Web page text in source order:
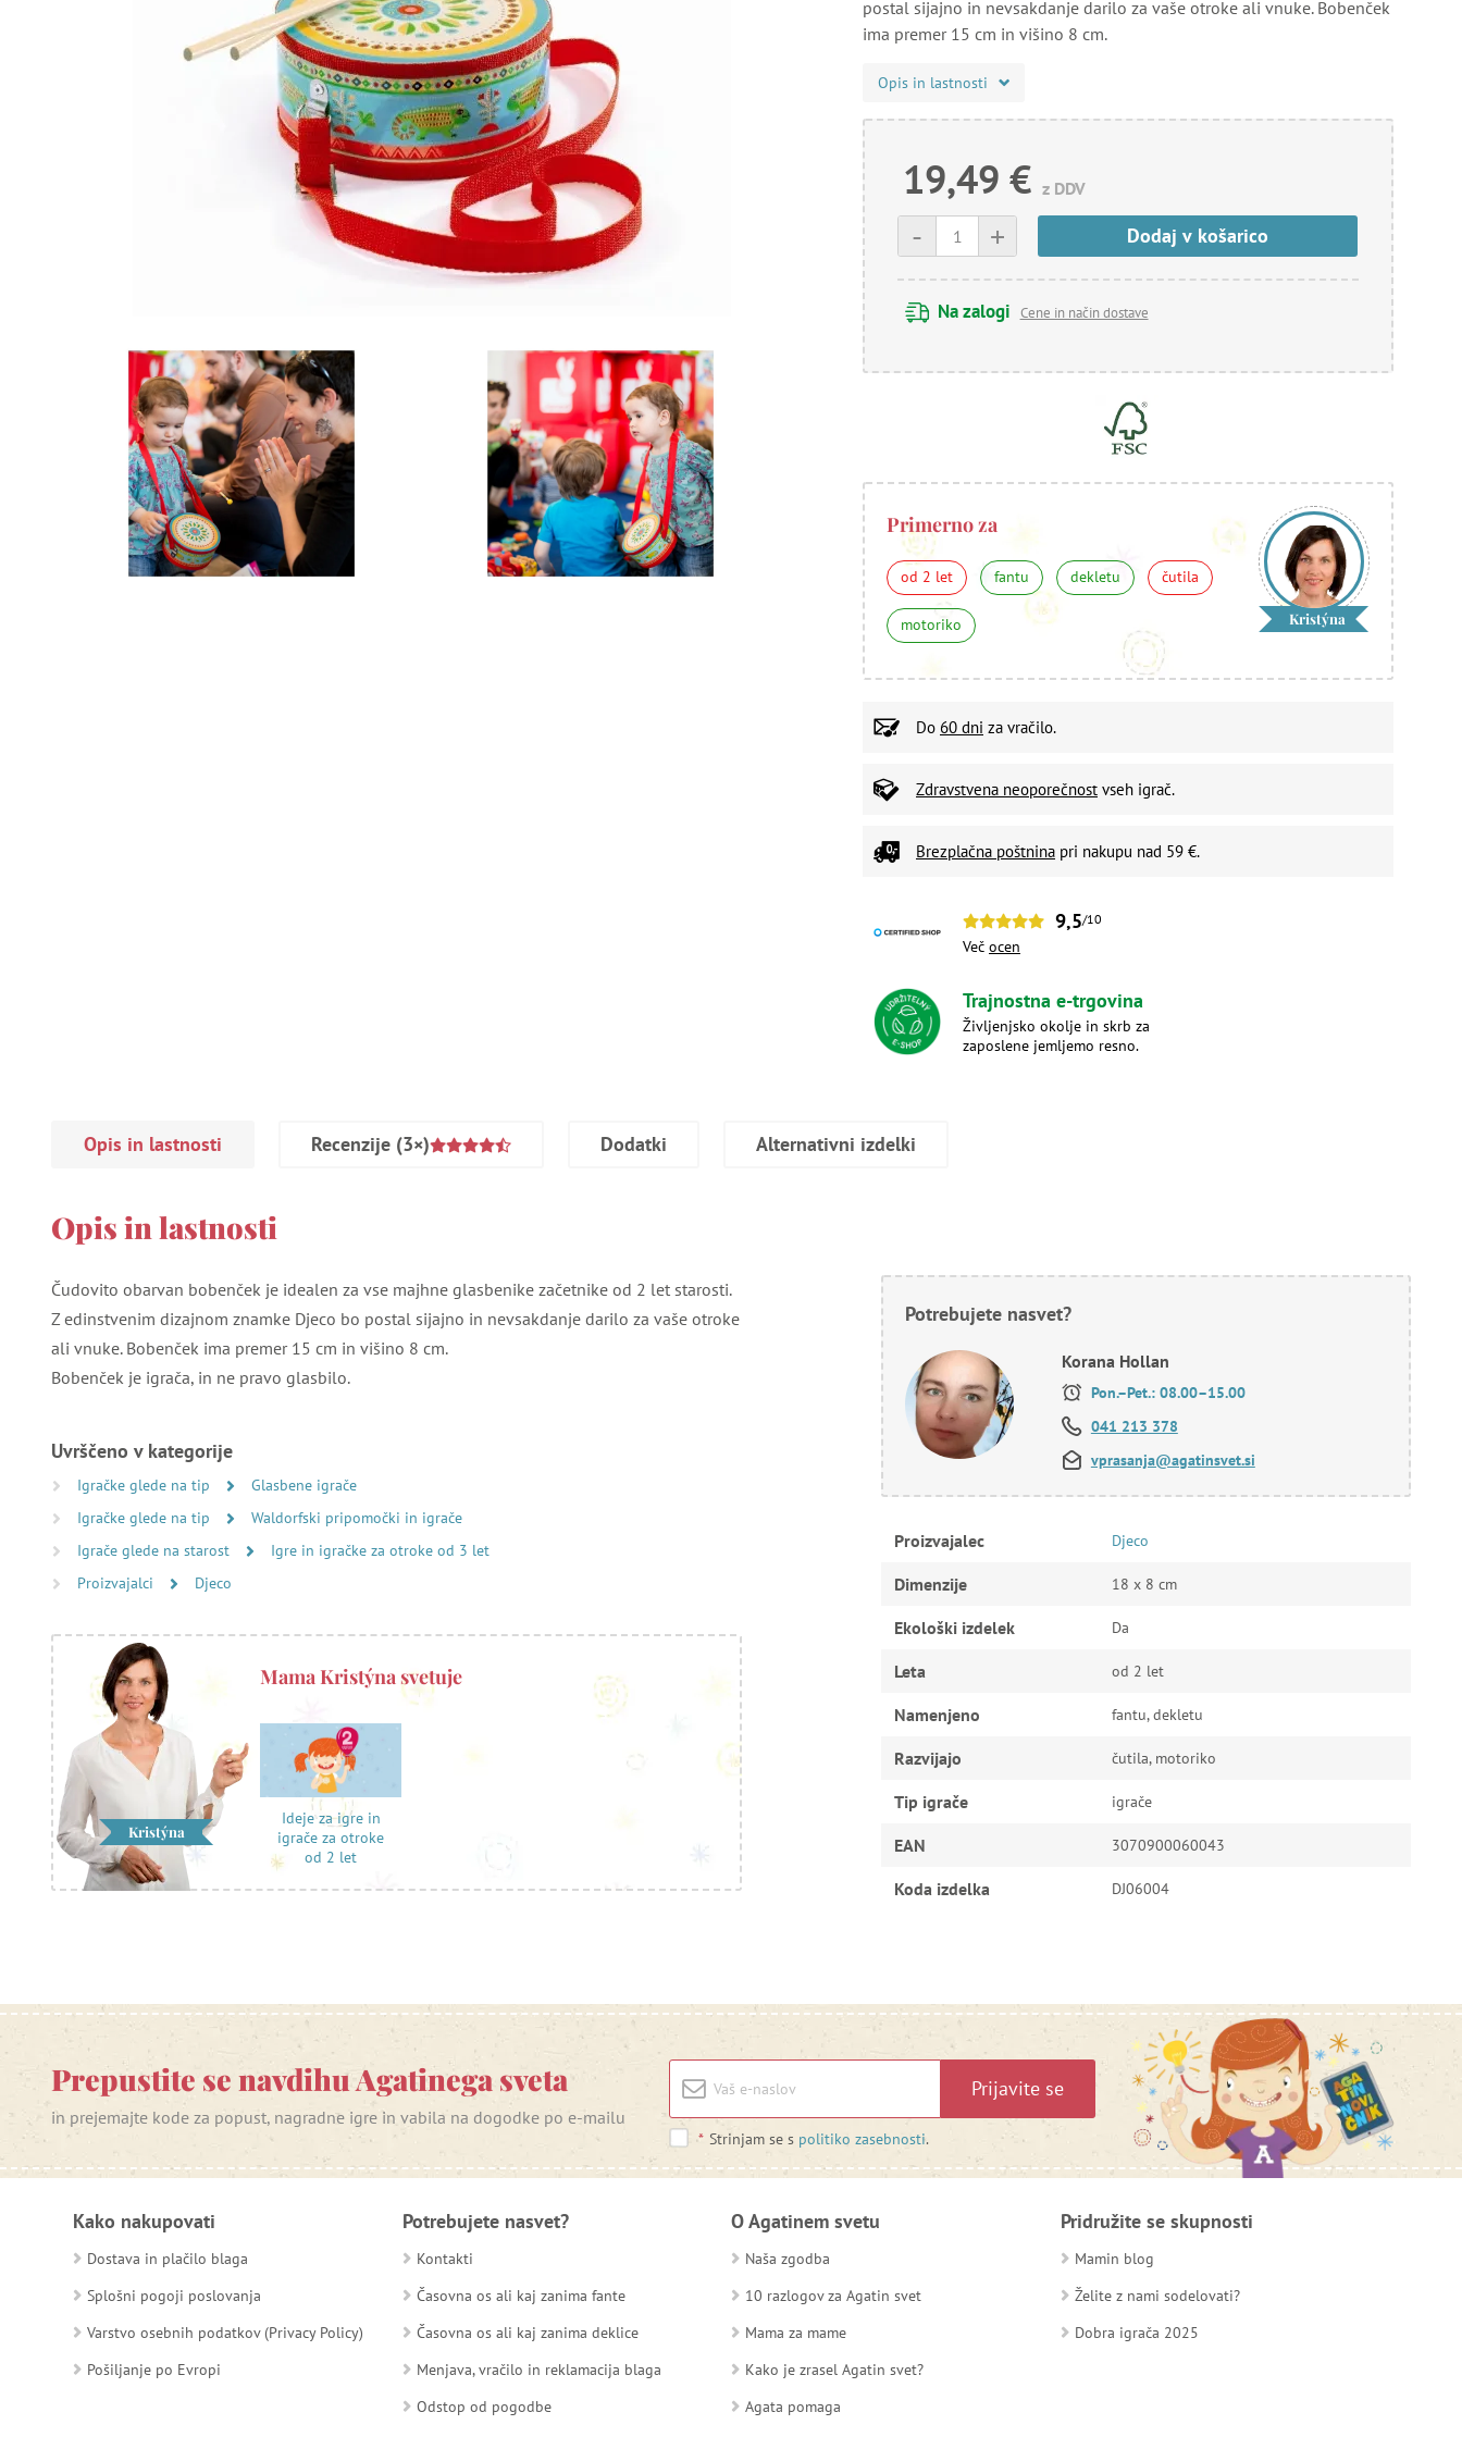
postal sijajno in nevsakdanje darilo za vaše otroke ali vnuke. Bobenček
ima premer 15 cm in višino 8 cm.
Opis in lastnosti
19,49 € z DDV
+
- Dodaj v košarico
Na zalogi Cene in način dostave
Primerno za
od 2 let fantu dekletu čutila
motoriko Kristýna
Do 60 dni za vračilo.
Zdravstvena neoporečnost vseh igrač.
Brezplačna poštnina pri nakupu nad 59 €.
9,5/10
Več ocen
Trajnostna e-trgovina
Življenjsko okolje in skrb za
zaposlene jemljemo resno.
Opis in lastnosti Recenzije (3×) Dodatki Alternativni izdelki
Opis in lastnosti
Čudovito obarvan bobenček je idealen za vse majhne glasbenike začetnike od 2 let starosti.
Z edinstvenim dizajnom znamke Djeco bo postal sijajno in nevsakdanje darilo za vaše otroke
ali vnuke. Bobenček ima premer 15 cm in višino 8 cm.
Bobenček je igrača, in ne pravo glasbilo.
Uvrščeno v kategorije
Igračke glede na tip
Glasbene igrače
Igračke glede na tip
Waldorfski pripomočki in igrače
Igrače glede na starost
Igre in igračke za otroke od 3 let
Proizvajalci
Djeco
Kristýna
Mama Kristýna svetuje
Ideje za igre in
igrače za otroke
od 2 let
Potrebujete nasvet?
Korana Hollan
Pon.–Pet.: 08.00–15.00
041 213 378
vprasanja@agatinsvet.si
Proizvajalec Djeco
Dimenzije 18 x 8 cm
Ekološki izdelek Da
Leta od 2 let
Namenjeno fantu, dekletu
Razvijajo čutila, motoriko
Tip igrače igrače
EAN 3070900060043
Koda izdelka DJ06004
Prepustite se navdihu Agatinega sveta
in prejemajte kode za popust, nagradne igre in vabila na dogodke po e-mailu
Prijavite se
* Strinjam se s politiko zasebnosti.
Kako nakupovati
Dostava in plačilo blaga
Splošni pogoji poslovanja
Varstvo osebnih podatkov (Privacy Policy)
Pošiljanje po Evropi
Potrebujete nasvet?
Kontakti
Časovna os ali kaj zanima fante
Časovna os ali kaj zanima deklice
Menjava, vračilo in reklamacija blaga
Odstop od pogodbe
O Agatinem svetu
Naša zgodba
10 razlogov za Agatin svet
Mama za mame
Kako je zrasel Agatin svet?
Agata pomaga
Pridružite se skupnosti
Mamin blog
Želite z nami sodelovati?
Dobra igrača 2025